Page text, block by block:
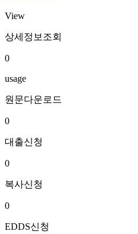
View
상세정보조회
0
usage
원문다운로드
0
대출신청
0
복사신청
0
EDDS신청